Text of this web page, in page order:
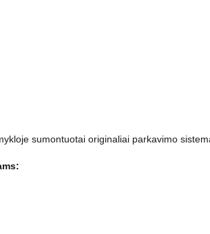
sumontuotai originaliai parkavimo